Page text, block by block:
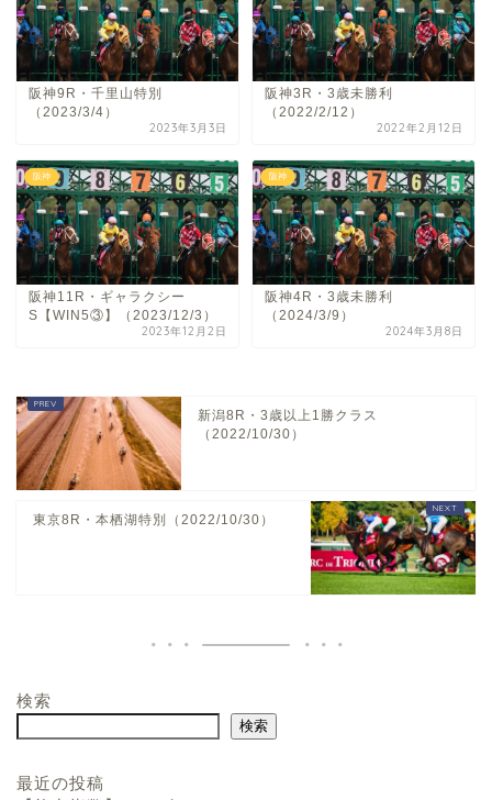
阪神9R・千里山特別
（2023/3/4）
2023年3月3日
阪神3R・3歳未勝利
（2022/2/12）
2022年2月12日
阪神
阪神11R・ギャラクシー
S【WIN5③】（2023/12/3）
2023年12月2日
阪神
阪神4R・3歳未勝利
（2024/3/9）
2024年3月8日
新潟8R・3歳以上1勝クラス
（2022/10/30）
東京8R・本栖湖特別（2022/10/30）
検索
検索
最近の投稿